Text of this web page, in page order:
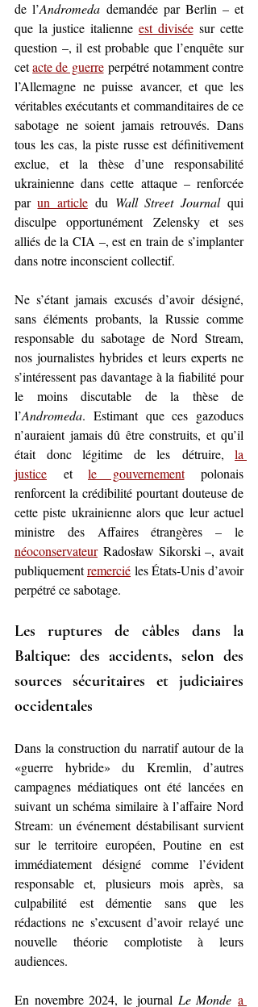
de l’Andromeda demandée par Berlin – et
que la justice italienne est divisée sur cette
question –, il est probable que l’enquête sur
cet acte de guerre perpétré notamment contre
l’Allemagne ne puisse avancer, et que les
véritables exécutants et commanditaires de ce
sabotage ne soient jamais retrouvés. Dans
tous les cas, la piste russe est définitivement
exclue, et la thèse d’une responsabilité
ukrainienne dans cette attaque – renforcée
par un article du Wall Street Journal qui
disculpe opportunément Zelensky et ses
alliés de la CIA –, est en train de s’implanter
dans notre inconscient collectif.
Ne s’étant jamais excusés d’avoir désigné,
sans éléments probants, la Russie comme
responsable du sabotage de Nord Stream,
nos journalistes hybrides et leurs experts ne
s’intéressent pas davantage à la fiabilité pour
le moins discutable de la thèse de
l’Andromeda. Estimant que ces gazoducs
n’auraient jamais dû être construits, et
était donc légitime de les détruire, la
justice et le gouvernement polonais
renforcent la crédibilité pourtant douteuse de
cette piste ukrainienne alors que leur actuel
néoconservateur Radosław Sikorski –, avait
publiquement remercié les États-Unis d’avoir
perpétré ce sabotage.
Les ruptures de câbles dans la
Baltique: des accidents, selon des
sources sécuritaires et judiciaires
occidentales
Dans la construction du narratif autour de la
«guerre hybride» du Kremlin, d’autres
campagnes médiatiques ont été lancées en
suivant un schéma similaire à l’affaire Nord
Stream: un événement déstabilisant survient
sur le territoire européen, Poutine en est
immédiatement désigné comme l’évident
responsable et, plusieurs mois après, sa
culpabilité est démentie sans que les
rédactions ne s’excusent d’avoir relayé une
nouvelle théorie complotiste à leurs
audiences.
En novembre 2024, le journal Le Monde a